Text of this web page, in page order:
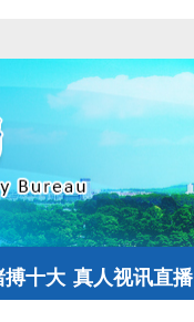
搏十大 真人视讯直播